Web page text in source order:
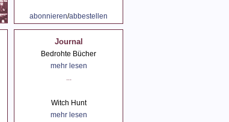
abonnieren/abbestellen
Journal
Bedrohte Bücher
mehr lesen
...
Witch Hunt
mehr lesen